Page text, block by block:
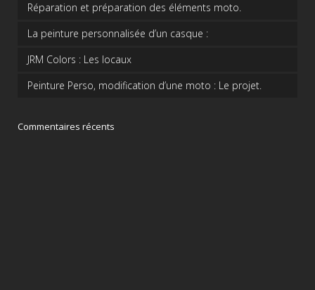
Réparation et préparation des éléments moto.
La peinture personnalisée d’un casque :
JRM Colors : Les locaux
Peinture Perso, modification d’une moto : Le projet.
Commentaires récents